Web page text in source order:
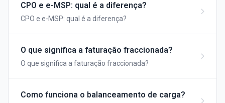
CPO e e-MSP: qual é a diferença?
CPO e e-MSP: qual é a diferença?
O que significa a faturação fraccionada?
O que significa a faturação fraccionada?
Como funciona o balanceamento de carga?